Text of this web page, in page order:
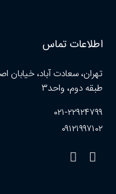
اطلاعات تماس
طبقه دوم، واحد۳
۰۲۱-۲۲۹۲۴۷۹۹
۰۹۱۲۱۹۹۷۱۰۲